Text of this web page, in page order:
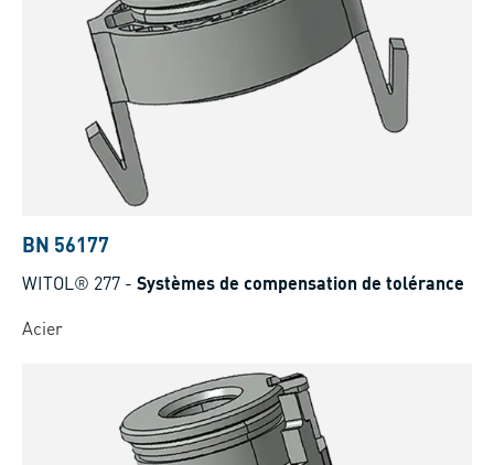
BN 56177
WITOL® 277 - Systèmes de compensation de tolérance
Acier